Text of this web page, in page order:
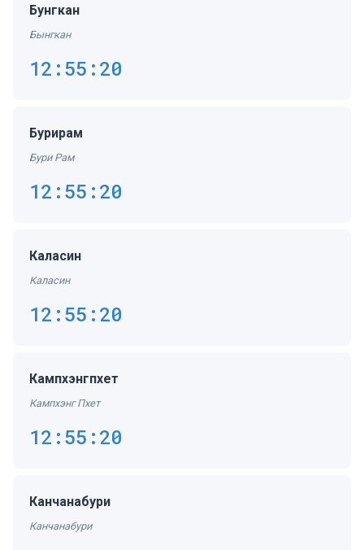
Бунгкан
Бынгкан
12:55:20
Бурирам
Бури Рам
12:55:20
Каласин
Каласин
12:55:20
Кампхэнгпхет
Кампхэнг Пхет
12:55:20
Канчанабури
Канчанабури